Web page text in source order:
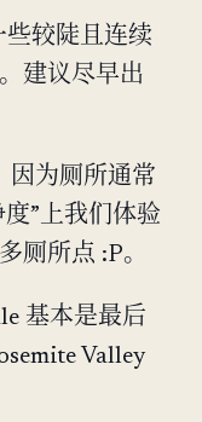
些较陡且连续
建议尽早出
因为厕所通常
”上我们体验
厕所点 :P。
基本是最后
Valley